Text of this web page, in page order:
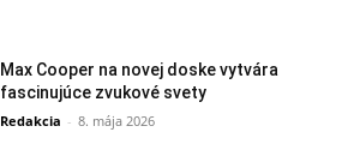
Max Cooper na novej doske vytvára
fascinujúce zvukové svety
Redakcia - 8. mája 2026